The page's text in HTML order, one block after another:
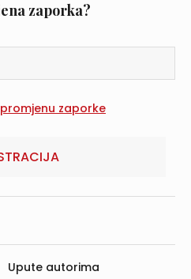
zaporka?
Upute autorima